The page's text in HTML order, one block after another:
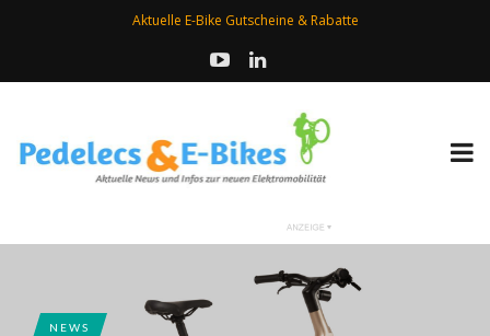
Aktuelle E-Bike Gutscheine & Rabatte
NEWS